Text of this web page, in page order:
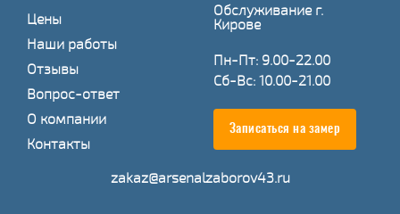
Цены
Наши работы
Отзывы
Вопрос-ответ
О компании
Контакты
Обслуживание г.
Кирове
Пн-Пт: 9.00-22.00
Сб-Вс: 10.00-21.00
Записаться на замер
zakaz@arsenalzaborov43.ru